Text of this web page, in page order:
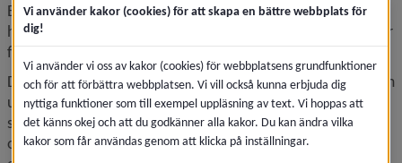
Ett fåtal av alla stipendier som finns kan sökas av vem som
helst, men det vanligaste är att man måste uppfylla ett eller
flera olika villkor för att kunna få ett stipendium.
Det vanligaste kravet som ställs på dig som söker – förutom
uppenbara krav som att du ska hålla på med idrott för att
söka idrottsstipendier, konst för att söka konststipendier
och så vidare – brukar vara att du ska vara född eller bo i
Vi använder kakor (cookies) för att skapa en bättre webbplats för
dig!
Vi använder vi oss av kakor (cookies) för webbplatsens grundfunktioner
och för att förbättra webbplatsen. Vi vill också kunna erbjuda dig
nyttiga funktioner som till exempel uppläsning av text. Vi hoppas att
det känns okej och att du godkänner alla kakor. Du kan ändra vilka
kakor som får användas genom att klicka på inställningar.